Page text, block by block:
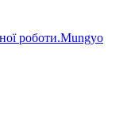
роботи.Mungyo